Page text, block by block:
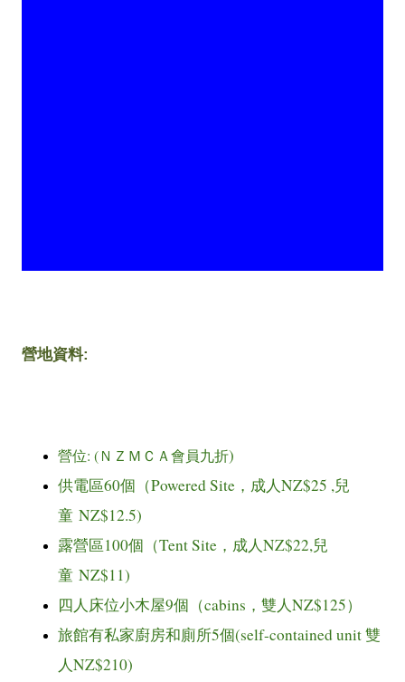
營地資料:
營位: ( ＮＺＭＣＡ會員九折)
供電區60個（Powered Site ，成人 NZ$25 ,兒
童 NZ$12.5)
露營區100個（Tent Site ，成人 NZ$22,兒
童 NZ$11)
四人床位小木屋9個（cabins ，雙人 NZ$125）
旅館有私家廚房和廁所5個(self-contained unit 雙
人 NZ$210)